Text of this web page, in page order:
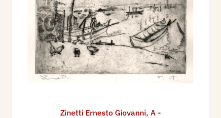
Zinetti Ernesto Giovanni, A -